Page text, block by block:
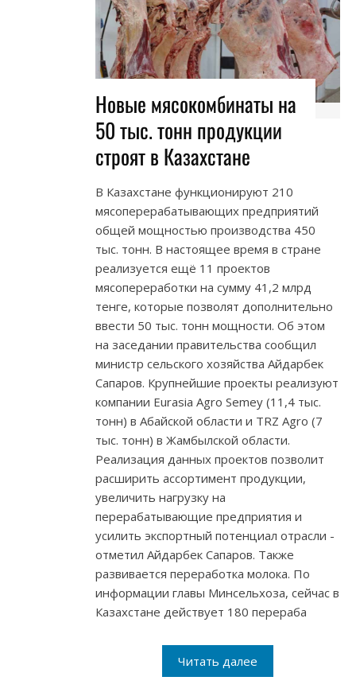
Новые мясокомбинаты на
50 тыс. тонн продукции
строят в Казахстане
В Казахстане функционируют 210
мясоперерабатывающих предприятий
общей мощностью производства 450
тыс. тонн. В настоящее время в стране
реализуется ещё 11 проектов
мясопереработки на сумму 41,2 млрд
тенге, которые позволят дополнительно
ввести 50 тыс. тонн мощности. Об этом
на заседании правительства сообщил
министр сельского хозяйства Айдарбек
Сапаров. Крупнейшие проекты реализуют
компании Eurasia Agro Semey (11,4 тыс.
тонн) в Абайской области и TRZ Agro (7
тыс. тонн) в Жамбылской области.
Реализация данных проектов позволит
расширить ассортимент продукции,
увеличить нагрузку на
перерабатывающие предприятия и
усилить экспортный потенциал отрасли -
отметил Айдарбек Сапаров. Также
развивается переработка молока. По
информации главы Минсельхоза, сейчас в
Казахстане действует 180 перераба
Читать далее